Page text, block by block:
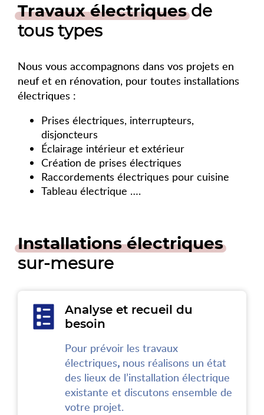
Travaux électriquesde
tous types
Nous vous accompagnons dans vos projets en
neuf et en rénovation, pour toutes installations
électriques :
Prises électriques, interrupteurs,
disjoncteurs
Éclairage intérieur et extérieur
Création de prises électriques
Raccordements électriques pour cuisine
Tableau électrique ….
Installations électriques
sur-mesure
Analyse et recueil du
besoin
Pour prévoir les travaux
électriques, nous réalisons un état
des lieux de l’installation électrique
existante et discutons ensemble de
votre projet.